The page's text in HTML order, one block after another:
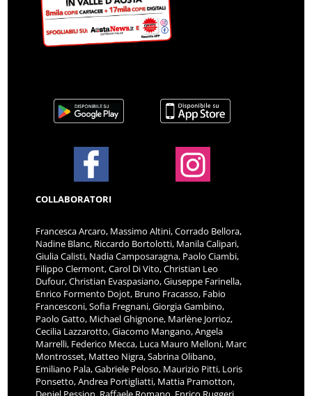
COLLABORATORI
Francesca Arcaro, Massimo Altini, Corrado Bellora,
Nadine Blanc, Riccardo Bortolotti, Manila Calipari,
Giulia Calisti, Nadia Camposaragna, Paolo Ciambi,
Filippo Clermont, Carol Di Vito, Christian Leo
Dufour, Christian Evaspasiano, Giuseppe Farinella,
Enrico Formento Dojot, Bruno Fracasso, Fabio
Francesconi, Sofia Fregnani, Giorgia Gambino,
Paolo Gatto, Michael Ghignone, Marlène Jorrioz,
Cecilia Lazzarotto, Giacomo Mangano, Angela
Marrelli, Federico Mecca, Luca Mauro Melloni, Marc
Montrosset, Matteo Nigra, Sabrina Olibano,
Emiliano Pala, Gabriele Peloso, Maurizio Pitti, Loris
Ponsetto, Andrea Portigliatti, Mattia Pramotton,